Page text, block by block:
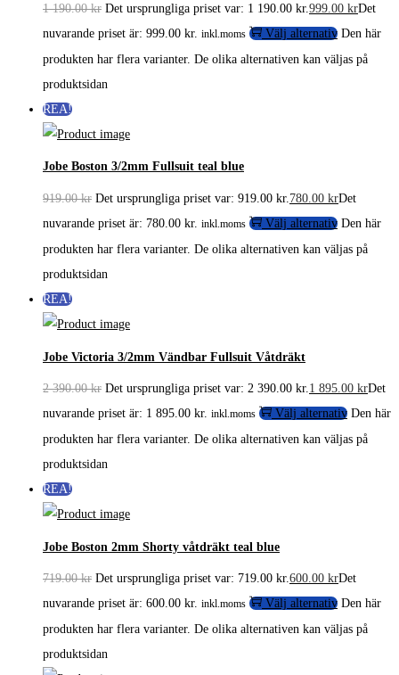
1 190.00kr Det ursprungliga priset var: 1 190.00 kr. 999.00 krDet
nuvarande priset är: 999.00 kr. inkl.moms Välj alternativ Den här
produkten har flera varianter. De olika alternativen kan väljas på
produktsidan
REA!
Jobe Boston 3/2mm Fullsuit teal blue
919.00kr Det ursprungliga priset var: 919.00 kr. 780.00 krDet
nuvarande priset är: 780.00 kr. inkl.moms Välj alternativ Den här
produkten har flera varianter. De olika alternativen kan väljas på
produktsidan
REA!
Jobe Victoria 3/2mm Vändbar Fullsuit Våtdräkt
2 390.00kr Det ursprungliga priset var: 2 390.00 kr.1 895.00 krDet
nuvarande priset är: 1 895.00 kr. inkl.moms Välj alternativ Den här
produkten har flera varianter. De olika alternativen kan väljas på
produktsidan
REA!
Jobe Boston 2mm Shorty våtdräkt teal blue
719.00kr Det ursprungliga priset var: 719.00 kr.600.00 krDet
nuvarande priset är: 600.00 kr. inkl.moms Välj alternativ Den här
produkten har flera varianter. De olika alternativen kan väljas på
produktsidan